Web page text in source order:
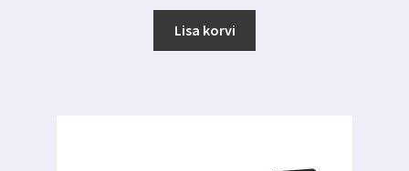
Lisa korvi